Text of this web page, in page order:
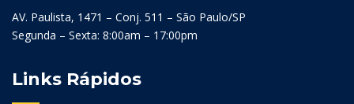
AV. Paulista, 1471 – Conj. 511 – São Paulo/SP
Segunda – Sexta: 8:00am – 17:00pm
Links Rápidos